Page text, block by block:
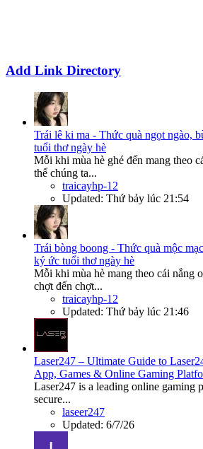
Add Link Directory
Trái lê ki ma - Thức quà ngọt ngào,
tuổi thơ ngày hè
Mỗi khi mùa hè ghé đến mang theo
thể chúng ta...
traicayhp-12
Updated: Thứ bảy lúc 21:54
Trái bòng boong - Thức quà mộc
ký ức tuổi thơ ngày hè
Mỗi khi mùa hè mang theo cái nắng
chợt đến chợt...
traicayhp-12
Updated: Thứ bảy lúc 21:46
Laser247 – Ultimate Guide to
App, Games & Online Gaming
Laser247 is a leading online gaming
secure...
laseer247
Updated: 6/7/26